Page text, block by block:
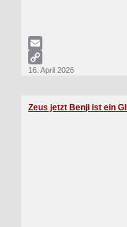
WhatsApp
Email
Copy
16. April 2026
Zeus jetzt Benji ist ein